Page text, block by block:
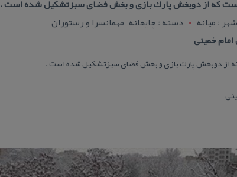
است كه از دوبخش پارك بازی و بخش فضای سبزتشكیل شده است .
شهر : ميانه
دسته : چایخانه , مهمانسرا و رستوران
خمینی
كه از دوبخش پارك بازی و بخش فضای سبزتشكیل شده است .